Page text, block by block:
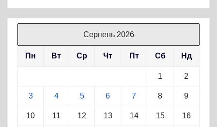
Серпень 2026
Пн Вт Ср Чт Пт Сб Нд
1 2
3 4 5 6 7 8 9
10 11 12 13 14 15 16